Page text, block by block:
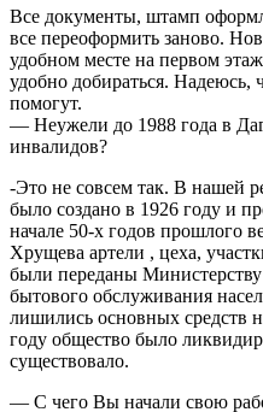
Все документы, штамп
все переоформить заново.
удобном месте на первом
удобно добираться. Надеюсь,
помогут.
— Неужели до 1988 года в
инвалидов?
-Это не совсем так. В нашей
было создано в 1926 году и
начале 50-х годов прошлого
Хрущева артели , цеха,
были переданы
бытового обслуживания
лишились основных средств
году общество было
существовало.
— С чего Вы начали свою